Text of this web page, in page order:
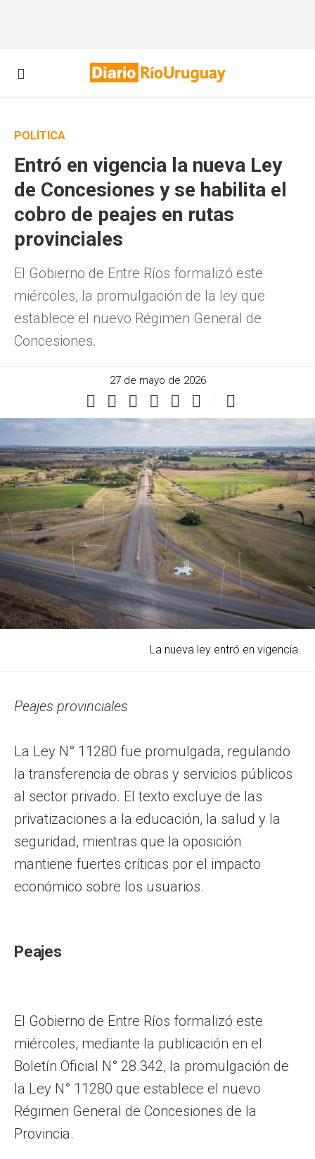
POLÍTICA
Entró en vigencia la nueva Ley
de Concesiones y se habilita el
cobro de peajes en rutas
provinciales
El Gobierno de Entre Ríos formalizó este
miércoles, la promulgación de la ley que
establece el nuevo Régimen General de
Concesiones.
27 de mayo de 2026
La nueva ley entró en vigencia.
Peajes provinciales
La Ley N° 11280 fue promulgada, regulando
la transferencia de obras y servicios públicos
al sector privado. El texto excluye de las
privatizaciones a la educación, la salud y la
seguridad, mientras que la oposición
mantiene fuertes críticas por el impacto
económico sobre los usuarios.
Peajes
El Gobierno de Entre Ríos formalizó este
miércoles, mediante la publicación en el
Boletín Oficial N° 28.342, la promulgación de
la Ley N° 11280 que establece el nuevo
Régimen General de Concesiones de la
Provincia.